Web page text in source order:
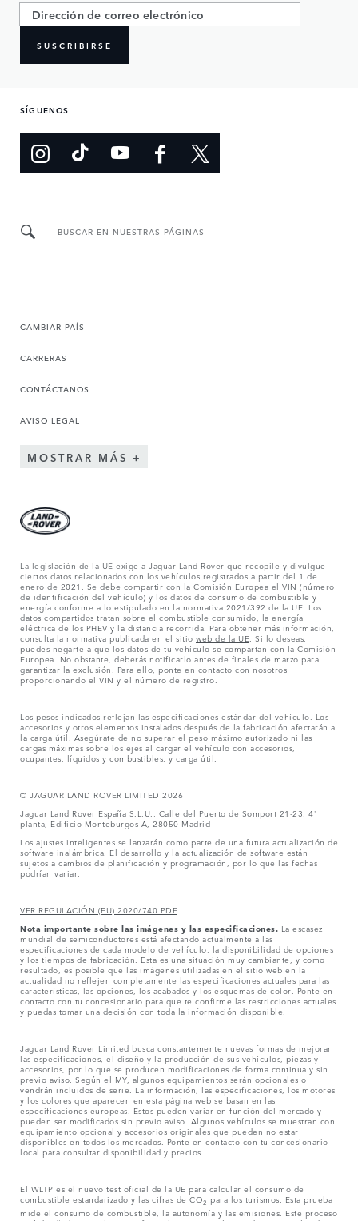
SUSCRIBIRSE
SÍGUENOS
BUSCAR EN NUESTRAS PÁGINAS
CAMBIAR PAÍS
CARRERAS
CONTÁCTANOS
AVISO LEGAL
MOSTRAR MÁS
La legislación de la UE exige a Jaguar Land Rover que recopile y divulgue
ciertos datos relacionados con los vehículos registrados a partir del 1 de
enero de 2021. Se debe compartir con la Comisión Europea el VIN (número
de identificación del vehículo) y los datos de consumo de combustible y
energía conforme a lo estipulado en la normativa 2021/392 de la UE. Los
datos compartidos tratan sobre el combustible consumido, la energía
eléctrica de los PHEV y la distancia recorrida. Para obtener más información,
consulta la normativa publicada en el sitio web de la UE . Si lo deseas,
puedes negarte a que los datos de tu vehículo se compartan con la Comisión
Europea. No obstante, deberás notificarlo antes de finales de marzo para
garantizar la exclusión. Para ello, ponte en contacto con nosotros
proporcionando el VIN y el número de registro.
Los pesos indicados reflejan las especificaciones estándar del vehículo. Los
accesorios y otros elementos instalados después de la fabricación afectarán a
la carga útil. Asegúrate de no superar el peso máximo autorizado ni las
cargas máximas sobre los ejes al cargar el vehículo con accesorios,
ocupantes, líquidos y combustibles, y carga útil.
© JAGUAR LAND ROVER LIMITED 2026
Jaguar Land Rover España S.L.U., Calle del Puerto de Somport 21-23, 4ª
planta, Edificio Monteburgos A, 28050 Madrid
Los ajustes inteligentes se lanzarán como parte de una futura actualización de
software inalámbrica. El desarrollo y la actualización de software están
sujetos a cambios de planificación y programación, por lo que las fechas
podrían variar.
VER REGULACIÓN (EU) 2020/740 PDF
Nota importante sobre las imágenes y las especificaciones. La escasez
mundial de semiconductores está afectando actualmente a las
especificaciones de cada modelo de vehículo, la disponibilidad de opciones
y los tiempos de fabricación. Esta es una situación muy cambiante, y como
resultado, es posible que las imágenes utilizadas en el sitio web en la
actualidad no reflejen completamente las especificaciones actuales para las
características, las opciones, los acabados y los esquemas de color. Ponte en
contacto con tu concesionario para que te confirme las restricciones actuales
y puedas tomar una decisión con toda la información disponible.
Jaguar Land Rover Limited busca constantemente nuevas formas de mejorar
las especificaciones, el diseño y la producción de sus vehículos, piezas y
accesorios, por lo que se producen modificaciones de forma continua y sin
previo aviso. Según el MY, algunos equipamientos serán opcionales o
vendrán incluidos de serie. La información, las especificaciones, los motores
y los colores que aparecen en esta página web se basan en las
especificaciones europeas. Estos pueden variar en función del mercado y
pueden ser modificados sin previo aviso. Algunos vehículos se muestran con
equipamiento opcional y accesorios originales que pueden no estar
disponibles en todos los mercados. Ponte en contacto con tu concesionario
local para consultar disponibilidad y precios.
El WLTP es el nuevo test oficial de la UE para calcular el consumo de
combustible estandarizado y las cifras de CO2 para los turismos. Esta prueba
mide el consumo de combustible, la autonomía y las emisiones. Este proceso